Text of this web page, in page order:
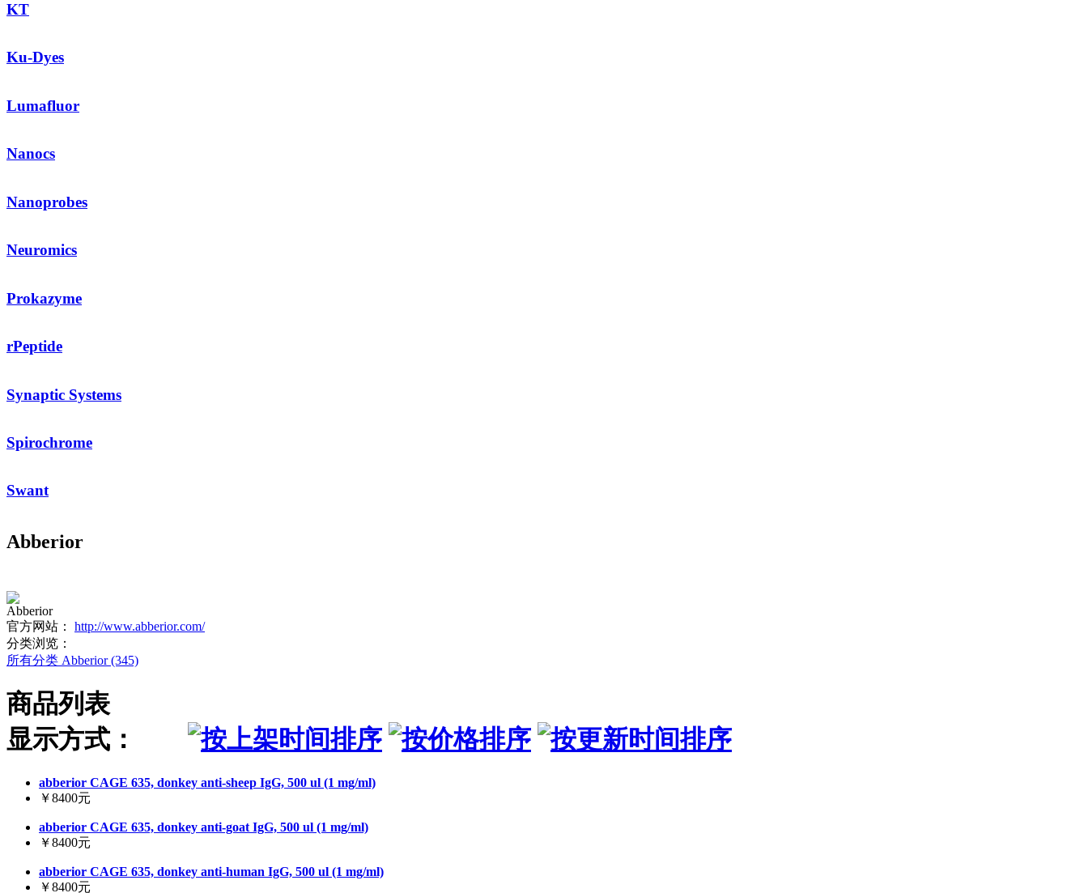
KT
Ku-Dyes
Lumafluor
Nanocs
Nanoprobes
Neuromics
Prokazyme
rPeptide
Synaptic Systems
Spirochrome
Swant
Abberior
Abberior
官方网站： http://www.abberior.com/
分类浏览：
所有分类 Abberior (345)
商品列表
显示方式：
abberior CAGE 635, donkey anti-sheep IgG, 500 ul (1 mg/ml)
￥8400元
abberior CAGE 635, donkey anti-goat IgG, 500 ul (1 mg/ml)
￥8400元
abberior CAGE 635, donkey anti-human IgG, 500 ul (1 mg/ml)
￥8400元